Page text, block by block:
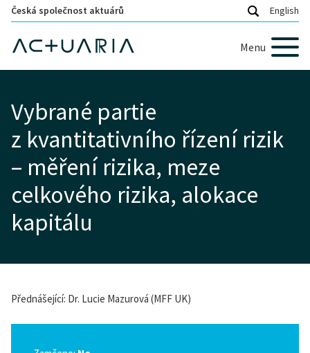
Česká společnost aktuárů English
Menu
Vybrané partie
z kvantitativního řízení rizik
– měření rizika, meze
celkového rizika, alokace
kapitálu
Přednášející: Dr. Lucie Mazurová (MFF UK)